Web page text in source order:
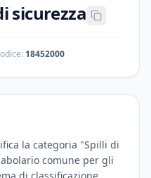
sicurezza
18452000
la categoria "Spilli di
comune per gli